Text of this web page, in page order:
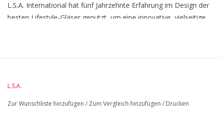
L.S.A. International hat fünf Jahrzehnte Erfahrung im Design der
besten Lifestyle-Gläser genutzt, um eine innovative, vielseitige
eingebunden. - L.S.A. Borough Glas Martini 195 ml - 4er-Set -
Transparent - Durchmesser: 18,7 cm - Höhe: 17 cm -
L.S.A.
Zur Wunschliste hinzufügen / Zum Vergleich hinzufügen / Drucken